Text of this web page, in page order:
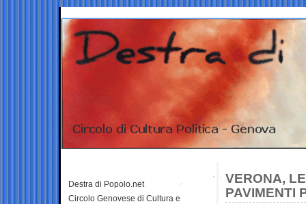
VERONA,
PAVIMENTI
Destra di Popolo.net
Circolo Genovese di Cultura e